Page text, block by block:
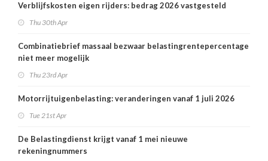
Verblijfskosten eigen rijders: bedrag 2026 vastgesteld
Thu 30th Apr
Combinatiebrief massaal bezwaar belastingrentepercentage
niet meer mogelijk
Thu 23rd Apr
Motorrijtuigenbelasting: veranderingen vanaf 1 juli 2026
Tue 21st Apr
De Belastingdienst krijgt vanaf 1 mei nieuwe
rekeningnummers